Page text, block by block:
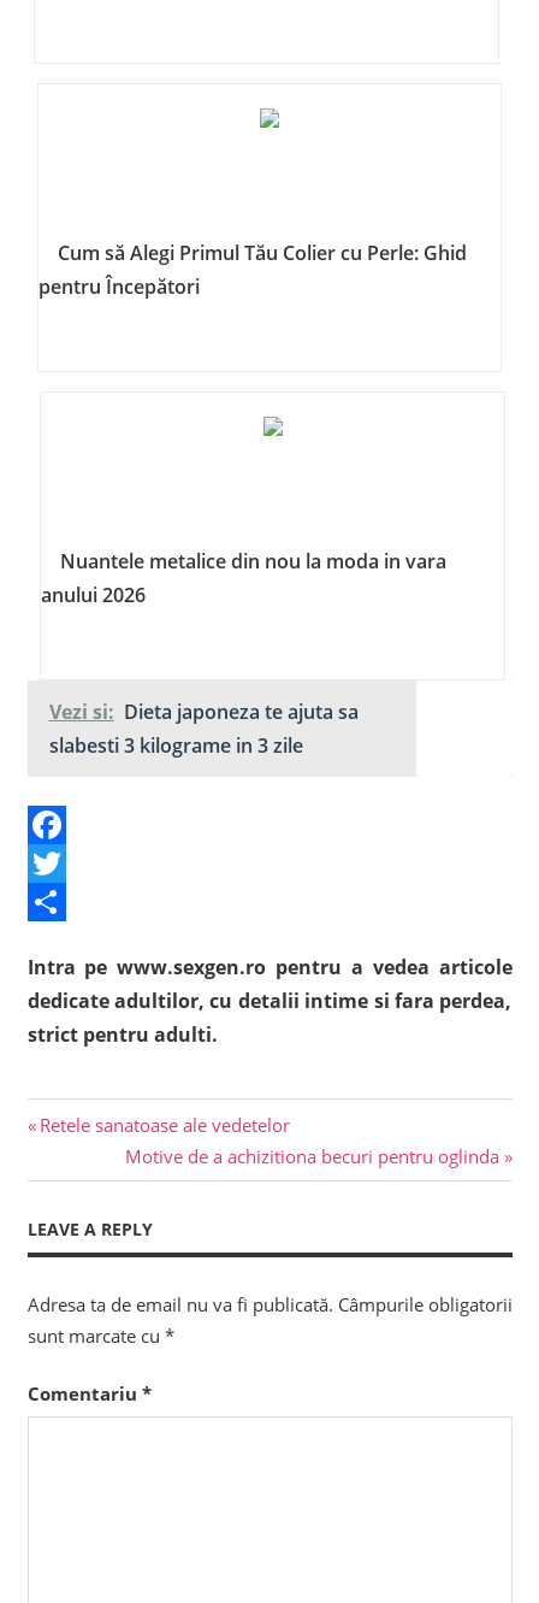
Cum să Alegi Primul Tău Colier cu Perle: Ghid
pentru Începători
Nuantele metalice din nou la moda in vara
anului 2026
Vezi si: Dieta japoneza te ajuta sa
slabesti 3 kilograme in 3 zile
Facebook
Twitter
Intra pe www.sexgen.ro pentru a vedea articole
dedicate adultilor, cu detalii intime si fara perdea,
strict pentru adulti.
Navigare
în
articole
Previous
Retele sanatoase ale vedetelor
Next
Post:
Motive de a achizitiona becuri pentru oglinda
LEAVE A REPLY
Adresa ta de email nu va fi publicată. Câmpurile obligatorii
sunt marcate cu *
Comentariu *